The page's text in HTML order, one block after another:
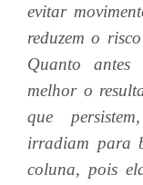
evitar
reduzem o
Quanto antes
melhor o
que
irradiam para
coluna, pois